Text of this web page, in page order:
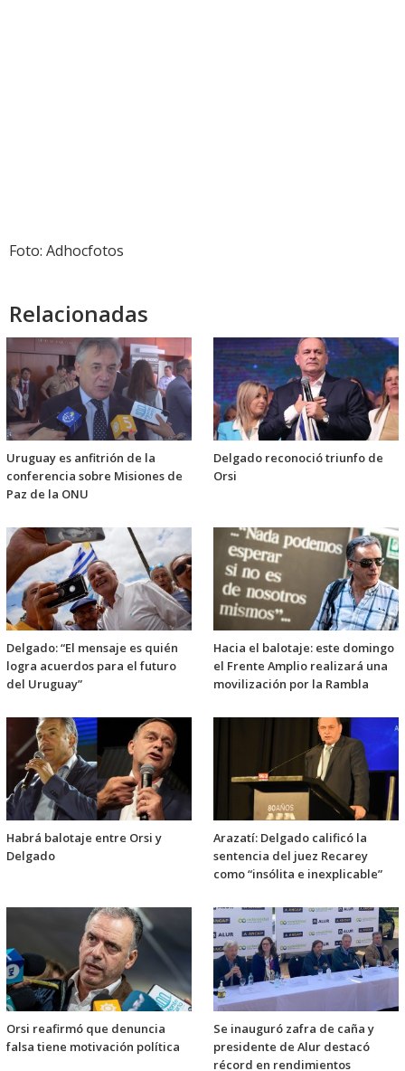
Foto: Adhocfotos
Relacionadas
Uruguay es anfitrión de la
conferencia sobre Misiones de
Paz de la ONU
Delgado reconoció triunfo de
Orsi
Delgado: “El mensaje es quién
logra acuerdos para el futuro
del Uruguay”
Hacia el balotaje: este domingo
el Frente Amplio realizará una
movilización por la Rambla
Habrá balotaje entre Orsi y
Delgado
Arazatí: Delgado calificó la
sentencia del juez Recarey
como “insólita e inexplicable”
Orsi reafirmó que denuncia
falsa tiene motivación política
Se inauguró zafra de caña y
presidente de Alur destacó
récord en rendimientos